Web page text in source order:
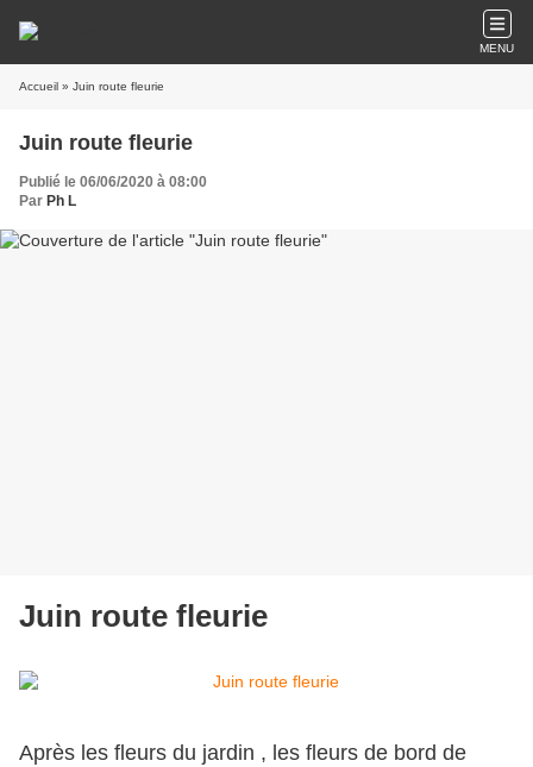
MENU
Accueil » Juin route fleurie
Juin route fleurie
Publié le 06/06/2020 à 08:00
Par Ph L
Juin route fleurie
Après les fleurs du jardin , les fleurs de bord de